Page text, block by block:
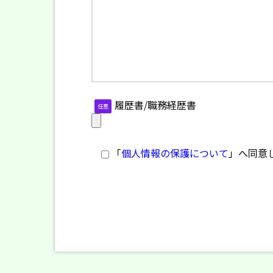
任意 履歴書/職務経歴書
「個人情報の保護について 」へ同意